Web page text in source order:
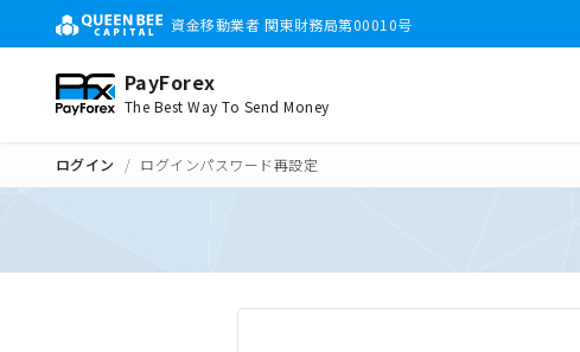
資金移動業者 関東財務局第00010号
PayForex
The Best Way To Send Money
ログイン ログインパスワード再設定